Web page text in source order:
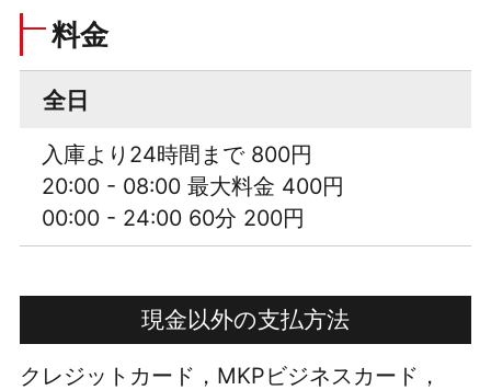
料金
全日
入庫より24時間まで 800円
20:00 - 08:00 最大料金 400円
00:00 - 24:00 60分 200円
現金以外の支払方法
クレジットカード，MKPビジネスカード，